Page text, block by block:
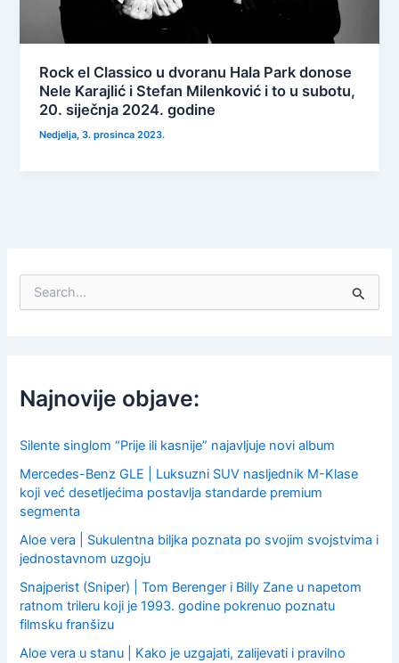
Rock el Classico u dvoranu Hala Park donose
Nele Karajlić i Stefan Milenković i to u subotu,
20. siječnja 2024. godine
Nedjelja, 3. prosinca 2023.
f
o
:
Najnovije objave:
Silente singlom “Prije ili kasnije” najavljuje novi album
Mercedes-Benz GLE | Luksuzni SUV nasljednik M-Klase
koji već desetljećima postavlja standarde premium
segmenta
Aloe vera | Sukulentna biljka poznata po svojim svojstvima i
jednostavnom uzgoju
Snajperist (Sniper) | Tom Berenger i Billy Zane u napetom
ratnom trileru koji je 1993. godine pokrenuo poznatu
filmsku franšizu
Aloe vera u stanu | Kako je uzgajati, zalijevati i pravilno